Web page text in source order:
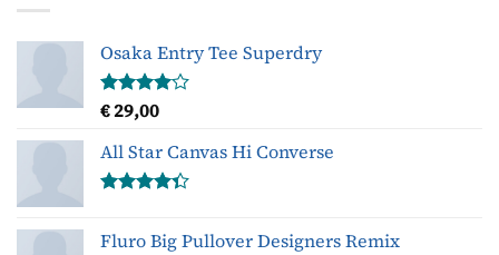
Osaka Entry Tee Superdry
Gewaardeerd
uit
5
€29,00
All Star Canvas Hi Converse
Fluro Big Pullover Designers Remix